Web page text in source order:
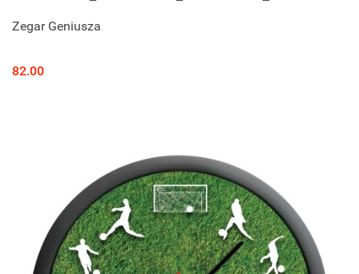
Zegar Geniusza
82.00